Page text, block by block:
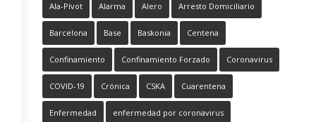
Ala-Pívot Alarma Alero Arresto Domiciliario
Barcelona Base Baskonia Centena
Confinamiento Confinamiento Forzado Coronavirus
COVID-19 Crónica CSKA Cuarentena
Enfermedad enfermedad por coronavirus